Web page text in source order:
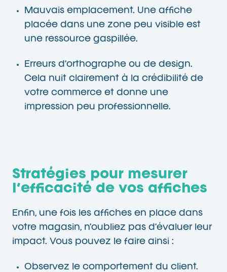
Mauvais emplacement. Une affiche
placée dans une zone peu visible est
une ressource gaspillée.
Erreurs d’orthographe ou de design.
Cela nuit clairement à la crédibilité de
votre commerce et donne une
impression peu professionnelle.
Stratégies pour mesurer
l’efficacité de vos affiches
Enfin, une fois les affiches en place dans
votre magasin, n’oubliez pas d’évaluer leur
impact. Vous pouvez le faire ainsi :
Observez le comportement du client.